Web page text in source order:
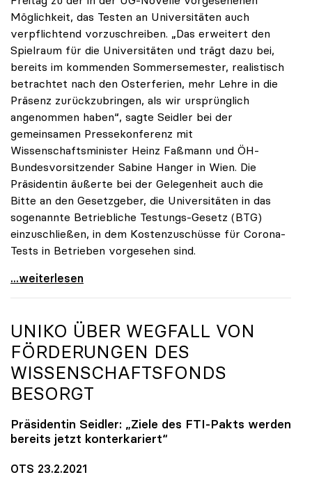
Möglichkeit, das Testen an Universitäten auch
verpflichtend vorzuschreiben. „Das erweitert den
Spielraum für die Universitäten und trägt dazu bei,
bereits im kommenden Sommersemester, realistisch
betrachtet nach den Osterferien, mehr Lehre in die
Präsenz zurückzubringen, als wir ursprünglich
angenommen haben“, sagte Seidler bei der
gemeinsamen Pressekonferenz mit
Wissenschaftsminister Heinz Faßmann und ÖH-
Bundesvorsitzender Sabine Hanger in Wien. Die
Präsidentin äußerte bei der Gelegenheit auch die
Bitte an den Gesetzgeber, die Universitäten in das
sogenannte Betriebliche Testungs-Gesetz (BTG)
einzuschließen, in dem Kostenzuschüsse für Corona-
Tests in Betrieben vorgesehen sind.
uniko begrüßt Spielraum durch Testmöglichkeiten
...weiterlesen
UNIKO ÜBER WEGFALL VON
FÖRDERUNGEN DES
WISSENSCHAFTSFONDS
BESORGT
Präsidentin Seidler: „Ziele des FTI-Pakts werden
bereits jetzt konterkariert“
OTS 23.2.2021